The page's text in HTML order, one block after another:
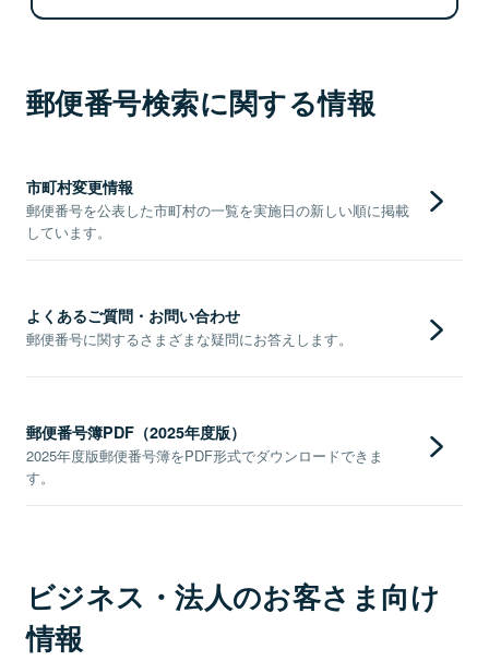
郵便番号検索に関する情報
市町村変更情報
郵便番号を公表した市町村の一覧を実施日の新しい順に掲載
しています。
よくあるご質問・お問い合わせ
郵便番号に関するさまざまな疑問にお答えします。
郵便番号簿PDF（2025年度版）
2025年度版郵便番号簿をPDF形式でダウンロードできま
す。
ビジネス・法人のお客さま向け
情報